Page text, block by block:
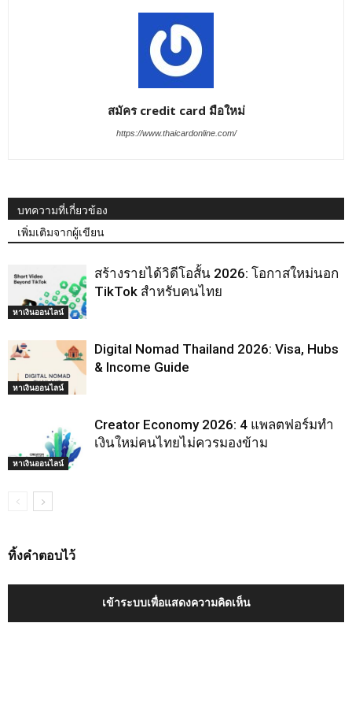
สมัคร credit card มือใหม่
https://www.thaicardonline.com/
บทความที่เกี่ยวข้อง
เพิ่มเติมจากผู้เขียน
หาเงินออนไลน์
สร้างรายได้วิดีโอสั้น 2026: โอกาสใหม่นอก
TikTok สำหรับคนไทย
หาเงินออนไลน์
Digital Nomad Thailand 2026: Visa, Hubs
& Income Guide
หาเงินออนไลน์
Creator Economy 2026: 4 แพลตฟอร์มทำ
เงินใหม่คนไทยไม่ควรมองข้าม
ทิ้งคำตอบไว้
เข้าระบบเพื่อแสดงความคิดเห็น